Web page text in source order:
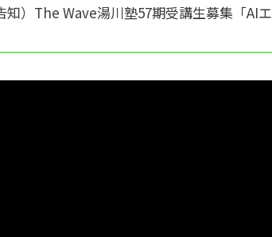
知）The Wave湯川塾57期受講生募集「AI